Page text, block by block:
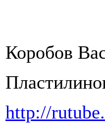
Коробов
http://